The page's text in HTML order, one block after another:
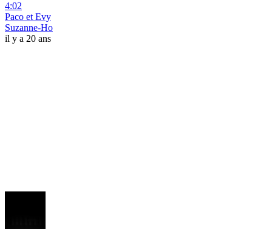
4:02
Paco et Evy
Suzanne-Ho
il y a 20 ans